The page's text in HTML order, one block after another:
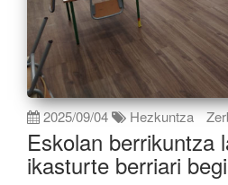
2025/09/04 Hezkuntza
Eskolan berrikuntza
ikasturte berriari